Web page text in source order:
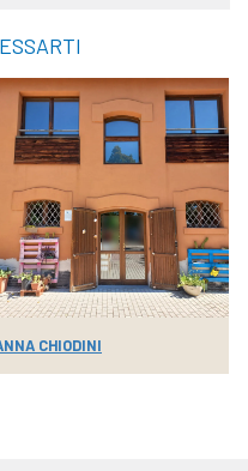
CHIODINI